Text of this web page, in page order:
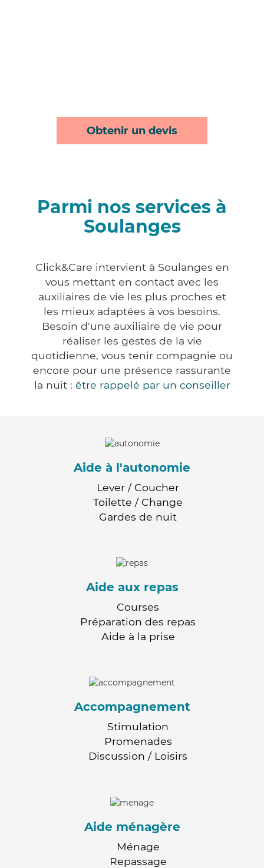
Obtenir un devis
Parmi nos services à
Soulanges
Click&Care intervient à Soulanges en
vous mettant en contact avec les
auxiliaires de vie les plus proches et
les mieux adaptées à vos besoins.
Besoin d'une auxiliaire de vie pour
réaliser les gestes de la vie
quotidienne, vous tenir compagnie ou
encore pour une présence rassurante
la nuit : être rappelé par un conseiller
Aide à l'autonomie
Lever / Coucher
Toilette / Change
Gardes de nuit
Aide aux repas
Courses
Préparation des repas
Aide à la prise
Accompagnement
Stimulation
Promenades
Discussion / Loisirs
Aide ménagère
Ménage
Repassage